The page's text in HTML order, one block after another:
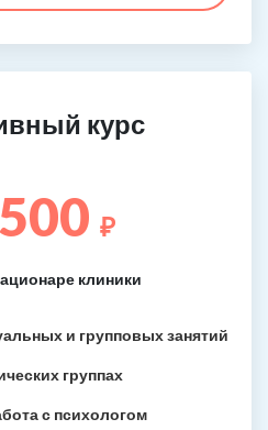
курс
₽
клиники
и групповых занятий
группах
с психологом